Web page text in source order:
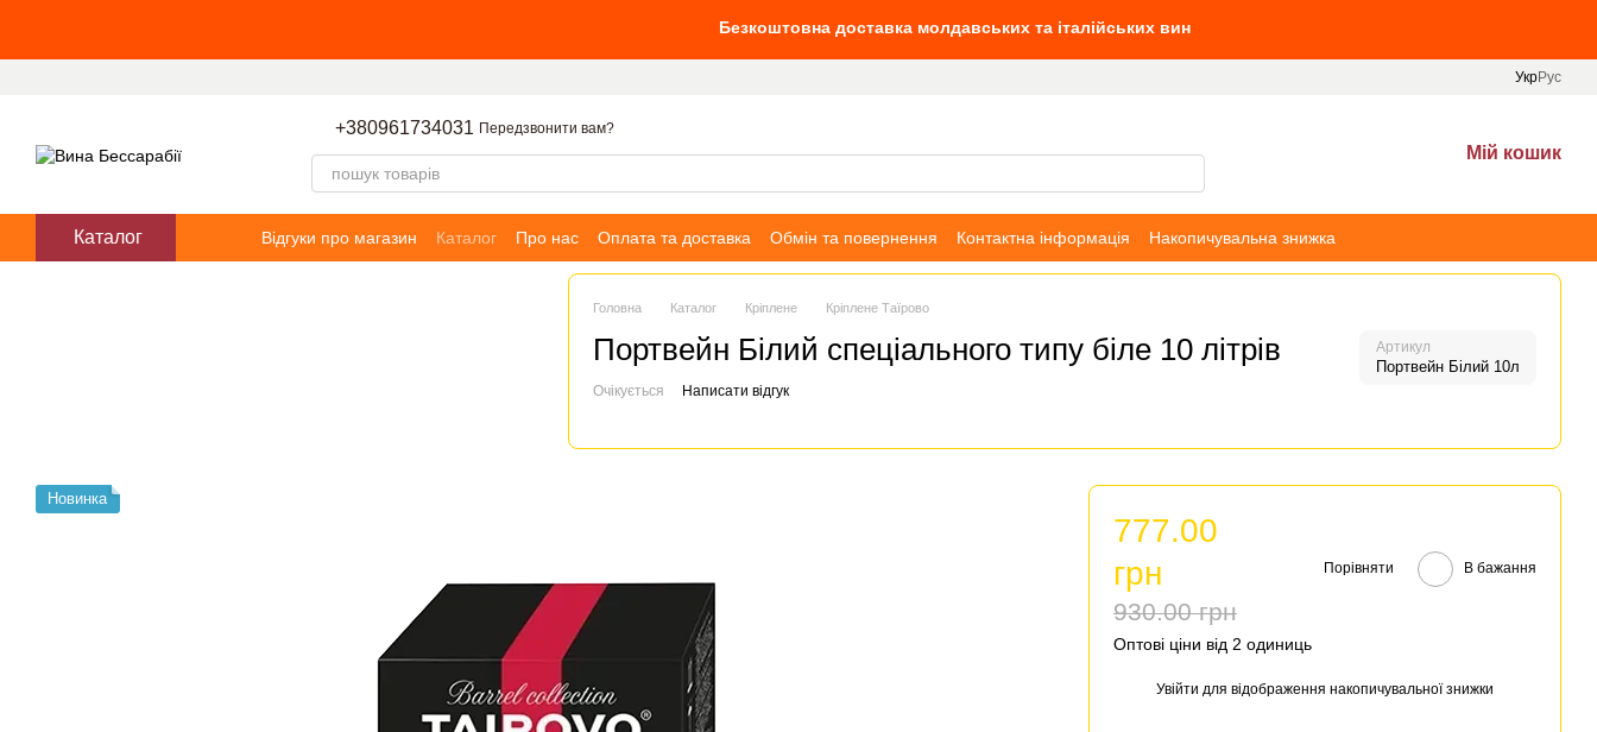
Безкоштовна доставка молдавських та італійських вин від 10 л вин, та Villa Tinta від 690 грн
УкрРус
+380961734031 Передзвонити вам?
Мій кошик
Каталог Відгуки про магазин Каталог Про нас Оплата та доставка Обмін та повернення Контактна інформація Накопичувальна знижка
Головна Каталог Кріплене Кріплене Таїрово
Портвейн Білий спеціального типу біле 10 літрів Артикул
Портвейн Білий 10л
Очікується Написати відгук
777.00
грн
930.00 грн
Порівняти В бажання
Оптові ціни від 2 одиниць
Увійти для відображення накопичувальної знижки
Новинка